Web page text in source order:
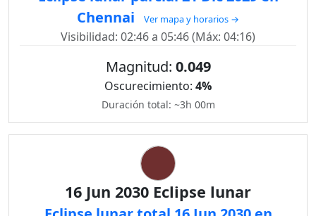
Chennai
Ver mapa y horarios →
Visibilidad: 02:46 a 05:46 (Máx: 04:16)
Magnitud: 0.049
Oscurecimiento: 4%
Duración total: ~3h 00m
16 Jun 2030 Eclipse lunar